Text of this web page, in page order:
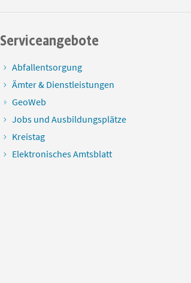
Serviceangebote
Abfallentsorgung
Ämter & Dienstleistungen
GeoWeb
Jobs und Ausbildungsplätze
Kreistag
Elektronisches Amtsblatt